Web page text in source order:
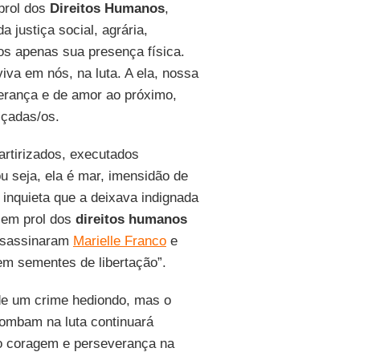
dos Direitos Humanos,
justiça social, agrária,
apenas sua presença física.
em nós, na luta. A ela, nossa
e de amor ao próximo,
os.
executados
seja, ela é mar, imensidão de
que a deixava indignada
prol dos direitos humanos
Marielle Francoe
sementes de libertação”.
um crime hediondo, mas o
na luta continuará
e perseverança na